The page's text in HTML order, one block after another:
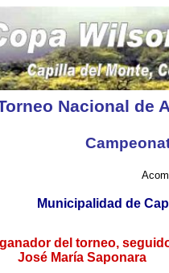
Nacional de
Municipalidad de
del torneo,
José María Saponara